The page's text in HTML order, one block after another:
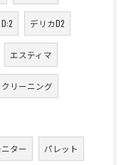
デリカD2
エスティマ
クリーニング
ター パレット